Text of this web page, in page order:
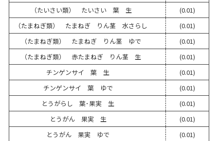
（たいさい類） たいさい 葉 生
(0.01)
（たまねぎ類） たまねぎ りん茎 水さらし
(0.01)
（たまねぎ類） たまねぎ りん茎 ゆで
(0.01)
（たまねぎ類） 赤たまねぎ りん茎 生
(0.01)
チンゲンサイ 葉 生
(0.01)
チンゲンサイ 葉 ゆで
(0.01)
とうがらし 葉･果実 生
(0.01)
とうがん 果実 生
(0.01)
とうがん 果実 ゆで
(0.01)